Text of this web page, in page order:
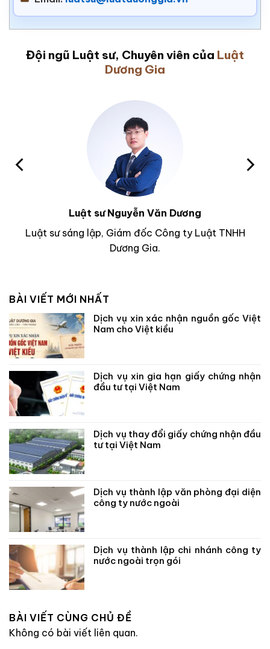
Đội ngũ Luật sư, Chuyên viên của Luật
Dương Gia
Luật sư Nguyễn Văn Dương
Luật sư sáng lập, Giám đốc Công ty Luật TNHH
Dương Gia.
BÀI VIẾT MỚI NHẤT
Dịch vụ xin xác nhận nguồn gốc Việt
Nam cho Việt kiều
Dịch vụ xin gia hạn giấy chứng nhận
đầu tư tại Việt Nam
Dịch vụ thay đổi giấy chứng nhận đầu
tư tại Việt Nam
Dịch vụ thành lập văn phòng đại diện
công ty nước ngoài
Dịch vụ thành lập chi nhánh công ty
nước ngoài trọn gói
BÀI VIẾT CÙNG CHỦ ĐỀ
Không có bài viết liên quan.